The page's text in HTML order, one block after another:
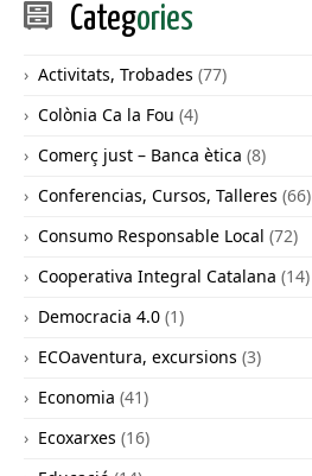
Categories
Activitats, Trobades (77)
Colònia Ca la Fou (4)
Comerç just – Banca ètica (8)
Conferencias, Cursos, Talleres (66)
Consumo Responsable Local (72)
Cooperativa Integral Catalana (14)
Democracia 4.0 (1)
ECOaventura, excursions (3)
Economia (41)
Ecoxarxes (16)